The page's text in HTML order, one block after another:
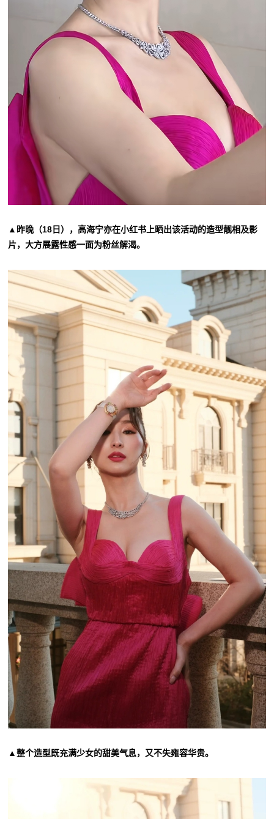
▲昨晚（18日），高海宁亦在小红书上晒出该活动的造型靓相及影
片，大方展露性感一面为粉丝解渴。
▲整个造型既充满少女的甜美气息，又不失雍容华贵。